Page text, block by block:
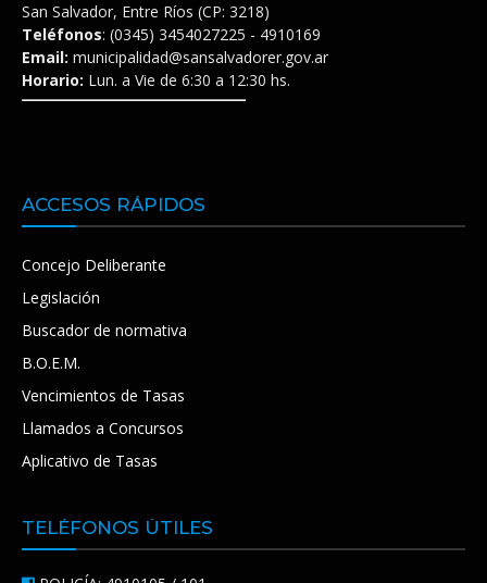
San Salvador, Entre Ríos (CP: 3218)
Teléfonos: (0345) 3454027225 - 4910169
Email: municipalidad@sansalvadorer.gov.ar
Horario: Lun. a Vie de 6:30 a 12:30 hs.
ACCESOS RÁPIDOS
Concejo Deliberante
Legislación
Buscador de normativa
B.O.E.M.
Vencimientos de Tasas
Llamados a Concursos
Aplicativo de Tasas
TELÉFONOS ÚTILES